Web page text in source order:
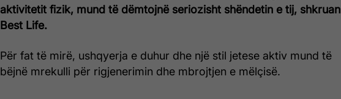
aktivitetit fizik, mund të dëmtojnë seriozisht shëndetin e tij, shkruan
Best Life.
Për fat të mirë, ushqyerja e duhur dhe një stil jetese aktiv mund të
bëjnë mrekulli për rigjenerimin dhe mbrojtjen e mëlçisë.